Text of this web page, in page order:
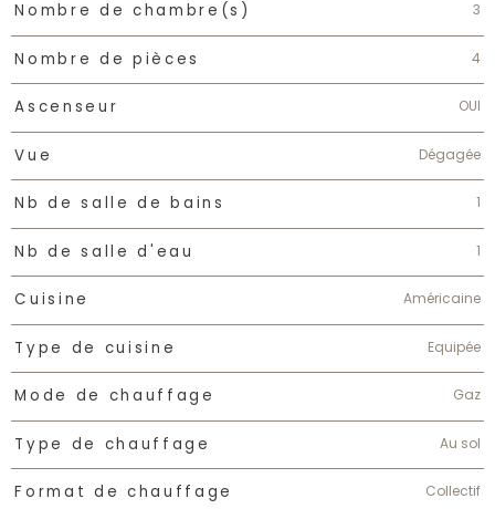
Nombre de chambre(s) 3
Nombre de pièces 4
Ascenseur OUI
Vue Dégagée
Nb de salle de bains 1
Nb de salle d'eau 1
Cuisine Américaine
Type de cuisine Equipée
Mode de chauffage Gaz
Type de chauffage Au sol
Format de chauffage Collectif